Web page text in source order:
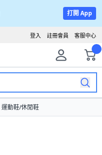
打開 App
客服中心
註冊會員
登入
運動鞋/休閒鞋